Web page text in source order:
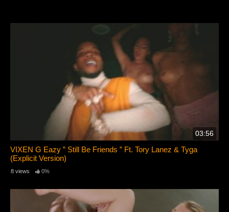
03:56
VIXEN G Eazy ” Still Be Friends ” Ft. Tory Lanez & Tyga
(Explicit Version)
8 views 0%